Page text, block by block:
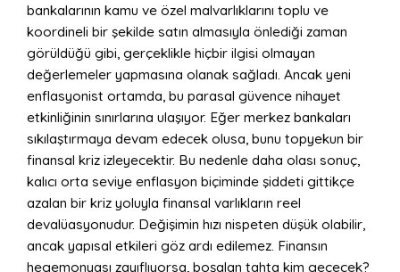
bankalarının kamu ve özel malvarlıklarını toplu ve
koordineli bir şekilde satın almasıyla önlediği zaman
görüldüğü gibi, gerçeklikle hiçbir ilgisi olmayan
değerlemeler yapmasına olanak sağladı. Ancak yeni
enflasyonist ortamda, bu parasal güvence nihayet
etkinliğinin sınırlarına ulaşıyor. Eğer merkez bankaları
sıkılaştırmaya devam edecek olusa, bunu topyekun bir
finansal kriz izleyecektir. Bu nedenle daha olası sonuç,
kalıcı orta seviye enflasyon biçiminde şiddeti gittikçe
azalan bir kriz yoluyla finansal varlıkların reel
devalüasyonudur. Değişimin hızı nispeten düşük olabilir,
ancak yapısal etkileri göz ardı edilemez. Finansın
hegemonyası zayıflıyorsa, boşalan tahta kim geçecek?